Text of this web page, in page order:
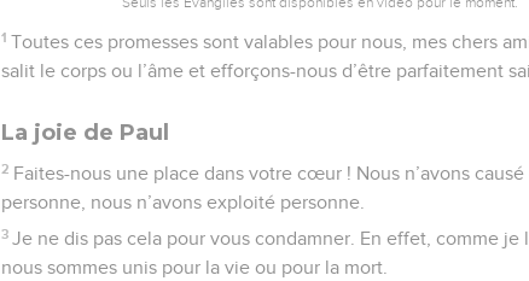
1 Toutes ces promesses sont valables pour nous, mes chers
salit le corps ou l’âme et efforçons-nous d’être parfaitement
La joie de Paul
2 Faites-nous une place dans votre cœur ! Nous n’avons
personne, nous n’avons exploité personne.
3 Je ne dis pas cela pour vous condamner. En effet, comme je
nous sommes unis pour la vie ou pour la mort.